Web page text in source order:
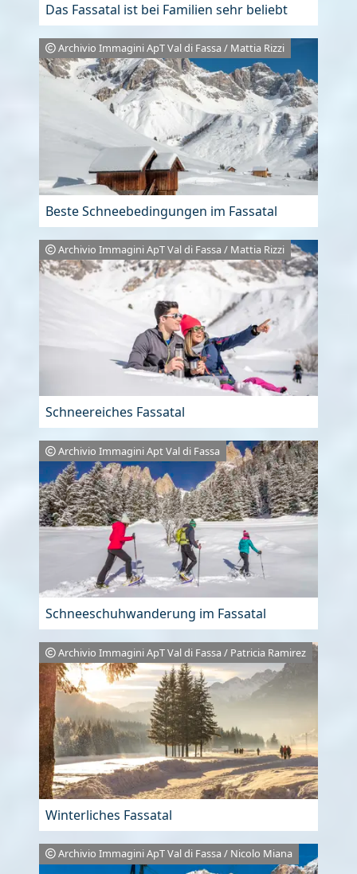
Das Fassatal ist bei Familien sehr beliebt
Archivio Immagini ApT Val di Fassa / Mattia Rizzi
Beste Schneebedingungen im Fassatal
Archivio Immagini ApT Val di Fassa / Mattia Rizzi
Schneereiches Fassatal
Archivio Immagini Apt Val di Fassa
Schneeschuhwanderung im Fassatal
Archivio Immagini ApT Val di Fassa / Patricia Ramirez
Winterliches Fassatal
Archivio Immagini ApT Val di Fassa / Nicolo Miana